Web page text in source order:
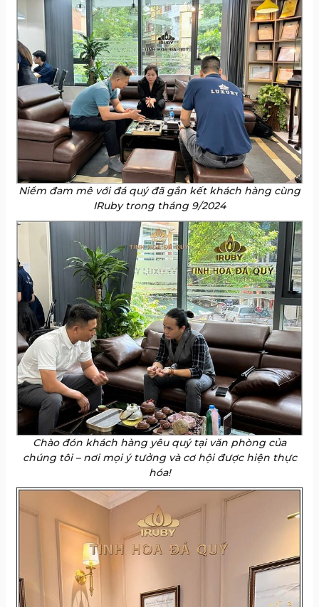
Niềm đam mê với đá quý đã gắn kết khách hàng cùng
IRuby trong tháng 9/2024
Chào đón khách hàng yêu quý tại văn phòng của
chúng tôi – nơi mọi ý tưởng và cơ hội được hiện thực
hóa!